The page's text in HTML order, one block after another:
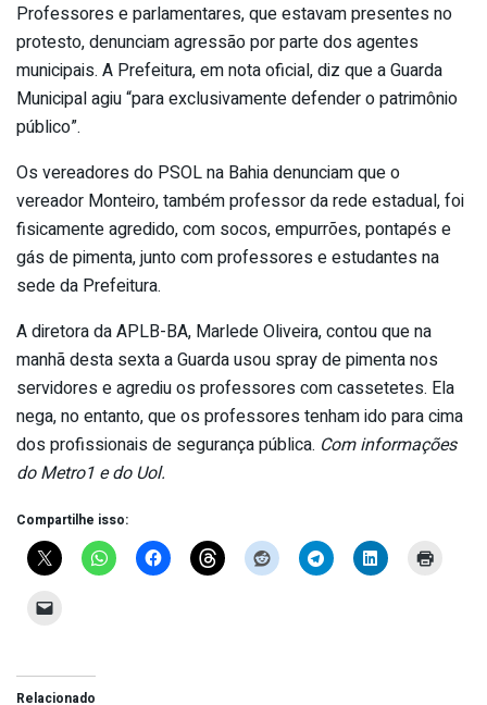
Professores e parlamentares, que estavam presentes no
protesto, denunciam agressão por parte dos agentes
municipais. A Prefeitura, em nota oficial, diz que a Guarda
Municipal agiu “para exclusivamente defender o patrimônio
público”.
Os vereadores do PSOL na Bahia denunciam que o
vereador Monteiro, também professor da rede estadual, foi
fisicamente agredido, com socos, empurrões, pontapés e
gás de pimenta, junto com professores e estudantes na
sede da Prefeitura.
A diretora da APLB-BA, Marlede Oliveira, contou que na
manhã desta sexta a Guarda usou spray de pimenta nos
servidores e agrediu os professores com cassetetes. Ela
nega, no entanto, que os professores tenham ido para cima
dos profissionais de segurança pública. Com informações
do Metro1 e do Uol.
Compartilhe isso:
Relacionado